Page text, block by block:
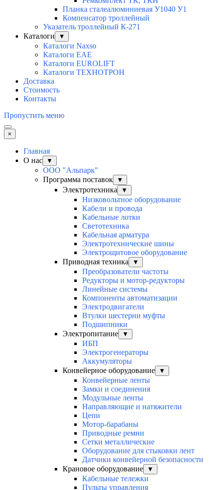
Планка сталеалюминиевая У1040 У1
Компенсатор троллейный
Указатель троллейный К-271
Каталоги
▼
Каталоги Naxso
Каталоги EAE
Каталоги EUROLIFT
Каталоги ТЕХНОТРОН
Доставка
Стоимость
Контакты
Пропустить меню
×
Главная
О нас
▼
ООО "Альпарк"
Программа поставок
▼
Электротехника ▼
Низковольтное оборудование
Кабели и провода
Кабельные лотки
Светотехника
Кабельная арматура
Электротехнические шины
Электрощитовое оборудование
Приводная техника
▼
Преобразователи частоты
Редукторы и мотор-редукторы
Линейные системы
Компоненты автоматизации
Электродвигатели
Втулки шестерни муфты
Подшипники
Электропитание
▼
ИБП
Электрогенераторы
Аккумуляторы
Конвейерное оборудование
▼
Конвейерные ленты
Замки и соединения
Модульные ленты
Направляющие и натяжители
Цепи
Мотор-барабаны
Приводные ремни
Сетки металлические
Оборудование для стыковки лент
Датчики конвейерной безопасности
Крановое оборудование
▼
Кабельные тележки
Пульты управления